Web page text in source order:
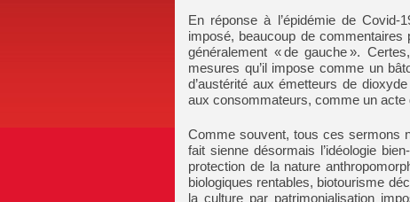
En réponse à l’épidémie de
imposé, beaucoup de
généralement « de gauche ».
mesures qu’il impose comme un
d’austérité aux émetteurs de
aux consommateurs, comme un
Comme souvent, tous ces sermons
fait sienne désormais l’idéologie
protection de la nature
biologiques rentables, biotourisme
la culture par patrimonialisation